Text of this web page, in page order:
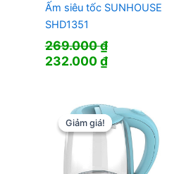
Ấm siêu tốc SUNHOUSE
SHD1351
269.000₫
Giá
269.000 ₫.
232.000₫Giá
là:
232.000 ₫.
Giảm giá!
Giảm giá!